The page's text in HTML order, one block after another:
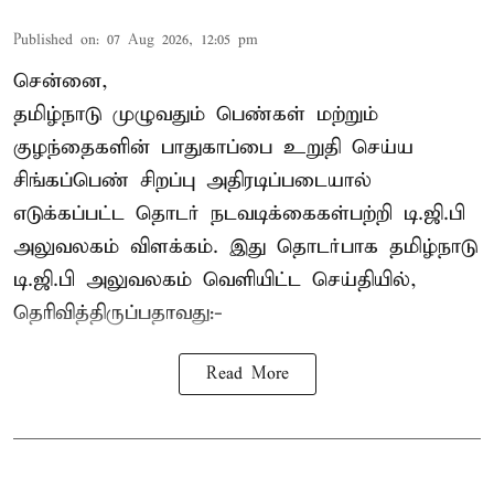
Published on: 07 Aug 2026, 12:05 pm
சென்னை,
தமிழ்நாடு முழுவதும் பெண்கள் மற்றும்
குழந்தைகளின் பாதுகாப்பை உறுதி செய்ய
சிங்கப்பெண் சிறப்பு அதிரடிப்படையால்
எடுக்கப்பட்ட தொடர் நடவடிக்கைகள்பற்றி டி.ஜி.பி
அலுவலகம் விளக்கம். இது தொடர்பாக தமிழ்நாடு
டி.ஜி.பி அலுவலகம் வெளியிட்ட செய்தியில்,
தெரிவித்திருப்பதாவது:-
Read More